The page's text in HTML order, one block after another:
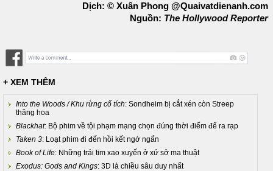
Dịch: © Xuân Phong @Quaivatdienanh.com
Nguồn: The Hollywood Reporter
+ XEM THÊM
Into the Woods / Khu rừng cổ tích: Sondheim bị cắt xén còn Streep
thăng hoa
Blackhat: Bộ phim về tội phạm mạng chọn đúng thời điểm để ra rạp
Taken 3: Loạt phim đi đến hồi kết ngớ ngẩn
Book of Life: Những trái tim xao xuyến ở xứ sở ma thuật
Exodus: Gods and Kings: 3D là chiều sâu duy nhất